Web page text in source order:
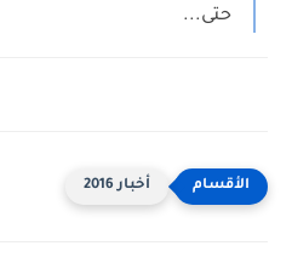
حتى...
أخبار 2016